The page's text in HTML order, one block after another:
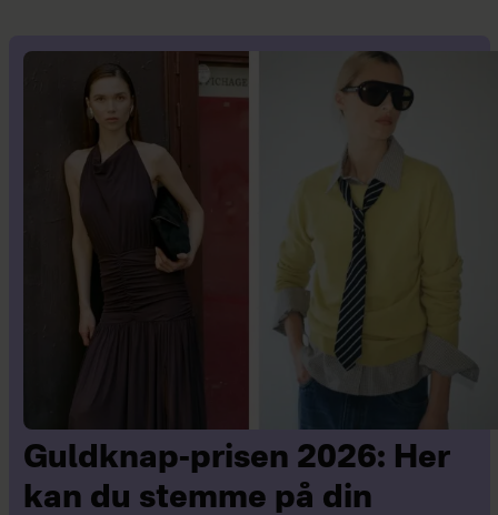
Guldknap-prisen 2026: Her
kan du stemme på din